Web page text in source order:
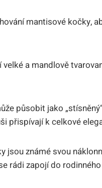
mantisové kočky,
a mandlově
působit jako
přispívají k celkové
jsou známé svou
rádi zapojí do